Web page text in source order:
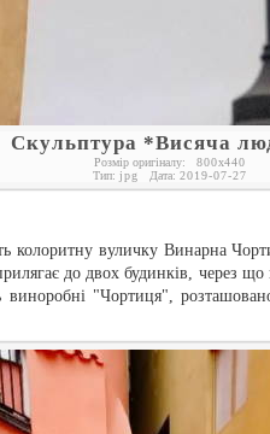
Скульптура *Висяча
Розмір оригіналу: 800x440
Тип: jpg Дата: 2019-07-27
колоритну вуличку Винарна
до двох будинків, через
"Чортиця",